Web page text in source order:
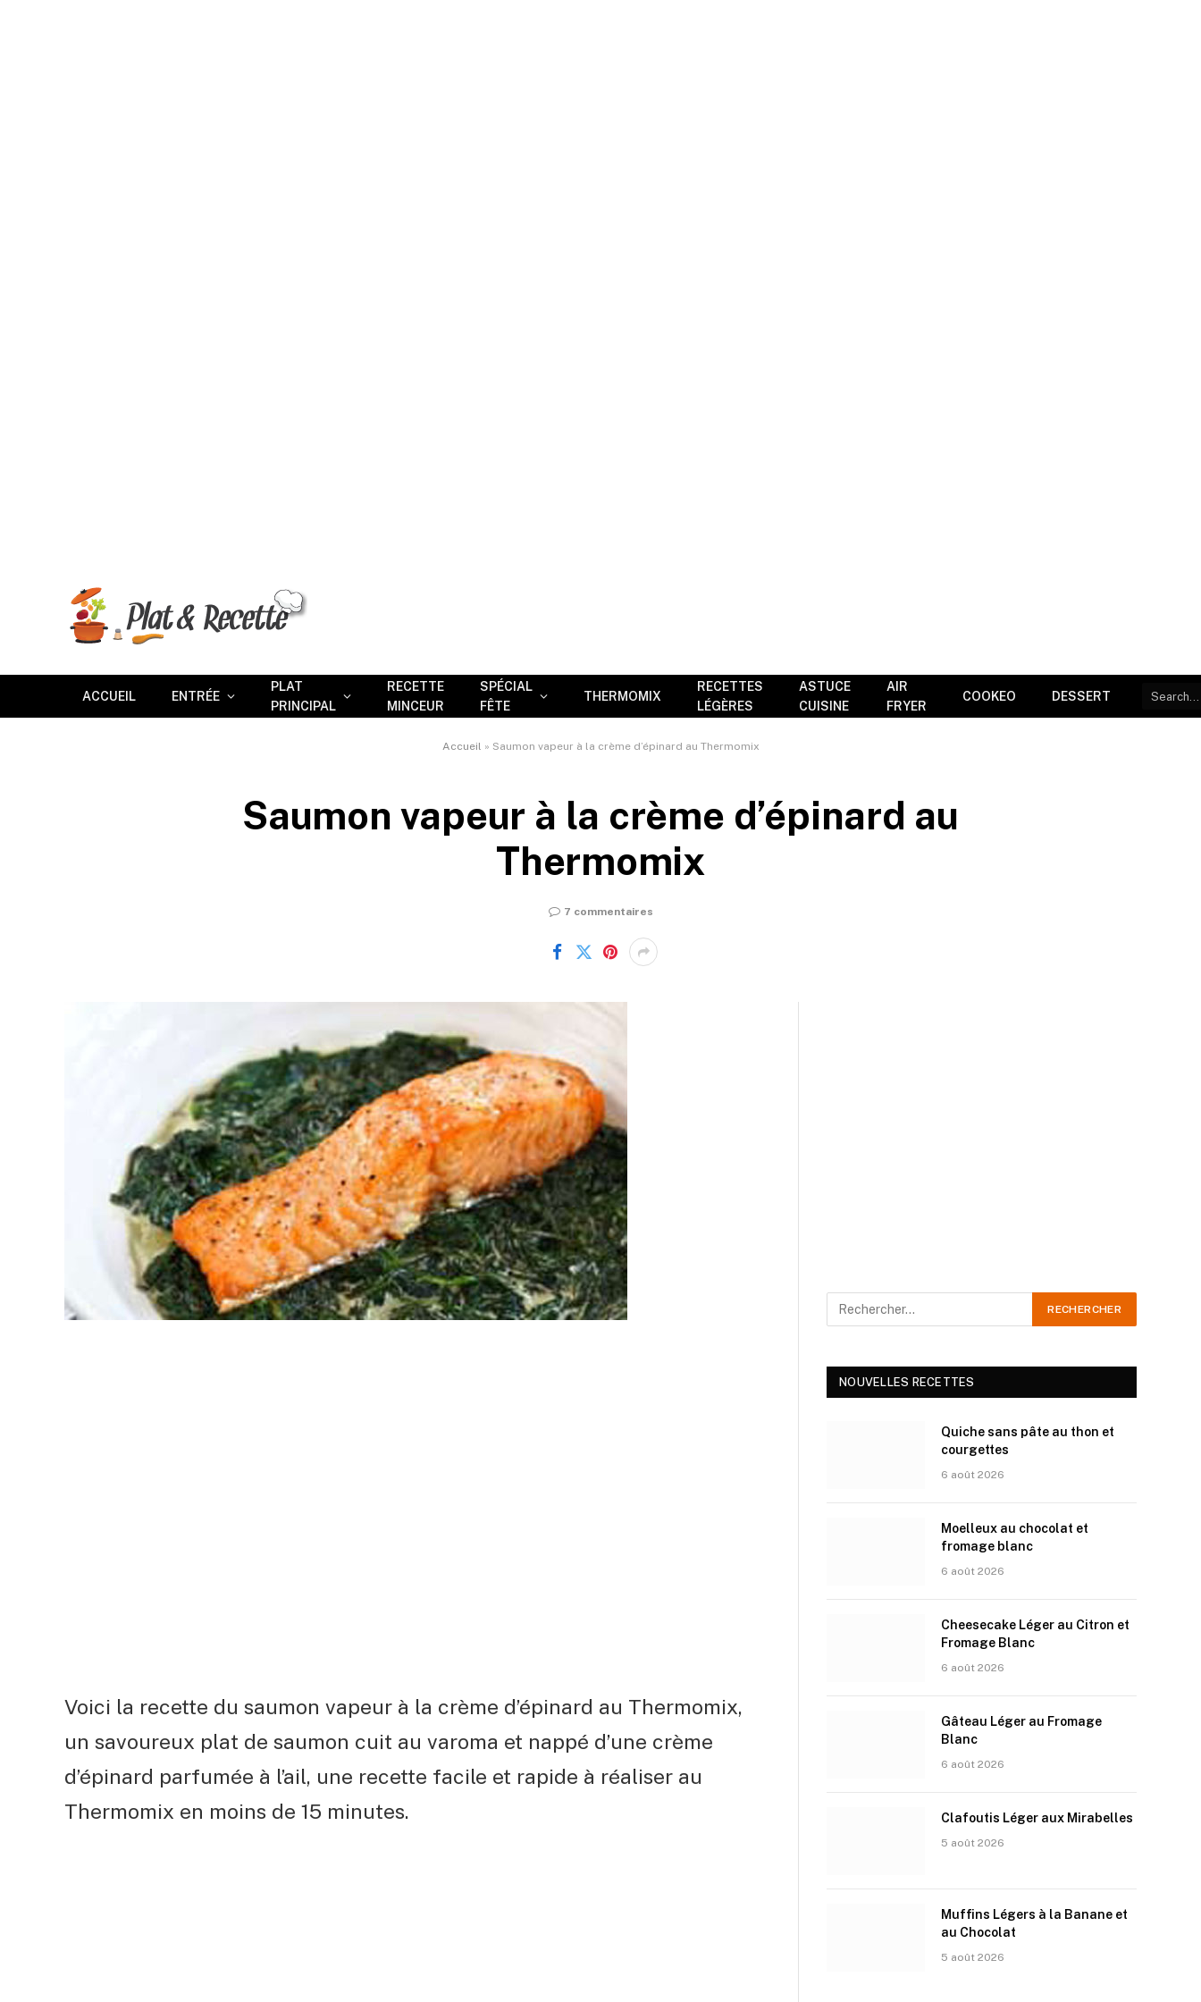
ACCUEIL ENTRÉE
PLAT
PRINCIPAL
RECETTE
MINCEUR
SPÉCIAL
FÊTE
THERMOMIX
RECETTES
LÉGÈRES
ASTUCE
CUISINE
AIR
FRYER
COOKEO DESSERT
Accueil » Saumon vapeur à la crème d’épinard au Thermomix
Saumon vapeur à la crème d’épinard au
Thermomix
7 commentaires
Voici la recette du saumon vapeur à la crème d’épinard au Thermomix,
un savoureux plat de saumon cuit au varoma et nappé d’une crème
d’épinard parfumée à l’ail, une recette facile et rapide à réaliser au
Thermomix en moins de 15 minutes.
NOUVELLES RECETTES
Quiche sans pâte au thon et
courgettes
6 août 2026
Moelleux au chocolat et
fromage blanc
6 août 2026
Cheesecake Léger au Citron et
Fromage Blanc
6 août 2026
Gâteau Léger au Fromage
Blanc
6 août 2026
Clafoutis Léger aux Mirabelles
5 août 2026
Muffins Légers à la Banane et
au Chocolat
5 août 2026